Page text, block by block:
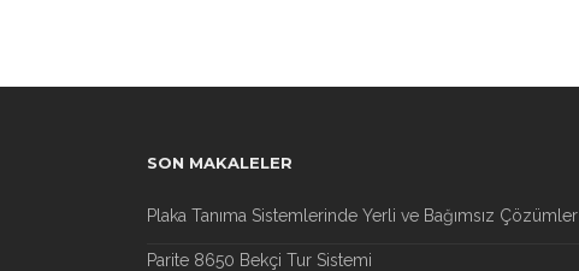
SON MAKALELER
Plaka Tanıma Sistemlerinde Yerli ve Bağımsız Çözümler
Parite 8650 Bekçi Tur Sistemi